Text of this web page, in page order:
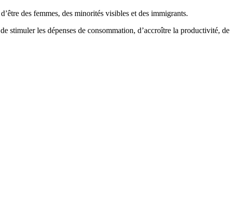
d’être des femmes, des minorités visibles et des immigrants.
de stimulerles dépenses de consommation, d’accroître la productivité, de